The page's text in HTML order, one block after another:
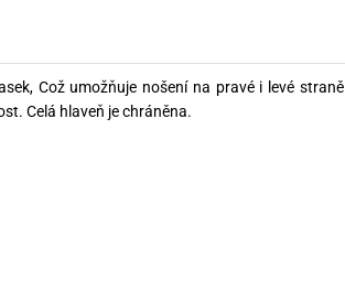
, Což umožňuje nošení na pravé i levé straně
. Celá hlaveň je chráněna.